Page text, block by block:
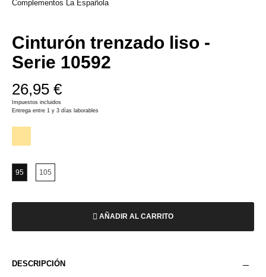
Cinturón trenzado liso -
Serie 10592
26,95 €
Impuestos incluidos
Entrega entre 1 y 3 días laborables
95 105
AÑADIR AL CARRITO
DESCRIPCIÓN